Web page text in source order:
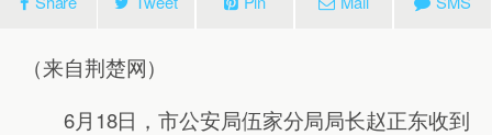
（来自荆楚网）
6月18日，市公安局伍家分局局长赵正东收到